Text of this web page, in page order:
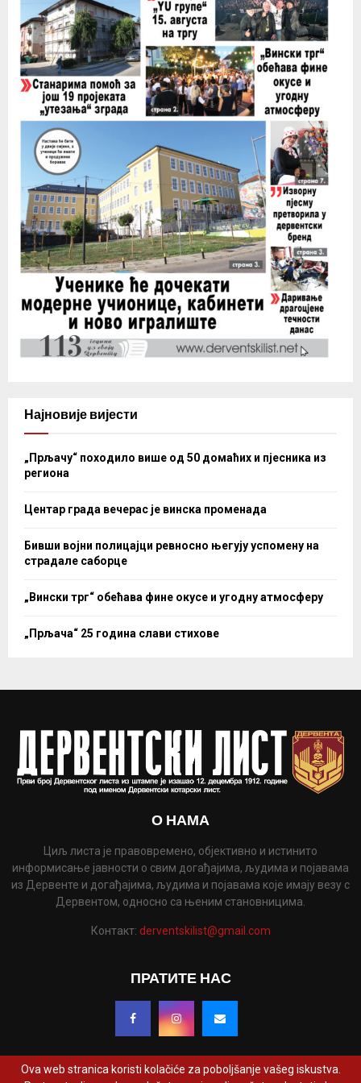
Најновије вијести
„Прљачу“ походило више од 50 домаћих и пјесника из
региона
Центар града вечерас је винска променада
Бивши војни полицајци ревносно његују успомену на
страдале саборце
„Вински трг“ обећава фине окусе и угодну атмосферу
„Прљача“ 25 година слави стихове
О НАМА
Циљ листа је правовремено, објективно и истинито
информисање јавности о свим догађајима, људима и појавама
из Дервенте и догађајима, људима и појавама које имају везу с
Дервентом, односно са њеним становницима.
Контакт: derventskilist@gmail.com
ПРАТИТЕ НАС
Ova web stranica koristi kolačiće za poboljšanje vašeg iskustva.